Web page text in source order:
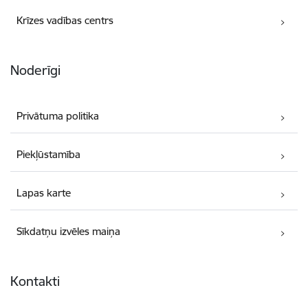
Krīzes vadības centrs
Noderīgi
Privātuma politika
Piekļūstamība
Lapas karte
Sīkdatņu izvēles maiņa
Kontakti